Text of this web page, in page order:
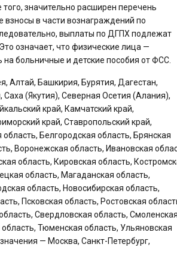
значительно расширен перечень
в части вознаграждений по
выплаты по ДГПХ подлежат
означает, что физические лица —
больничные и детские пособия от ФСС.
Алтай, Башкирия, Бурятия, Дагестан,
(Якутия), Северная Осетия (Алания),
край, Камчатский край,
край, Ставропольский край,
Белгородская область, Брянская
Воронежская область, Ивановская
область, Кировская область,
область, Магаданская область,
область, Новосибирская область,
Псковская область, Ростовская
Свердловская область, Смоленская
Тюменская область, Ульяновская
— Москва, Санкт-Петербург,